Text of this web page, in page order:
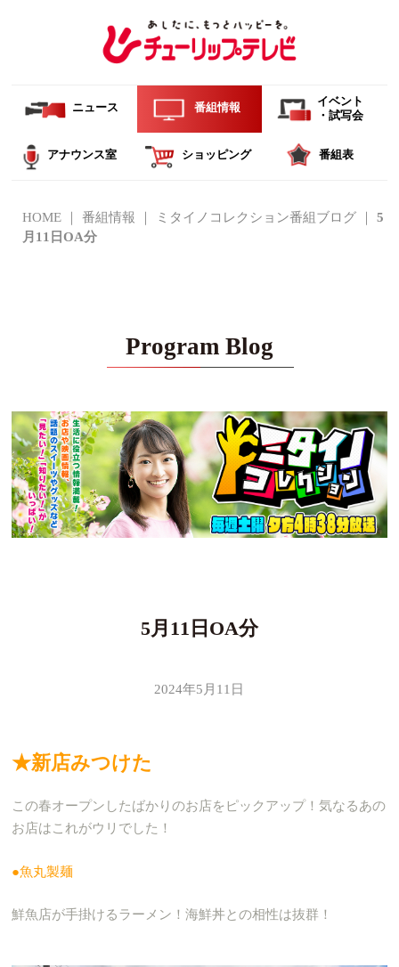
ニュース 番組情報
イベント
・試写会
アナウンス室 ショッピング 番組表
HOME 番組情報 ミタイノコレクション番組ブログ
5
月11日OA分
Program Blog
5月11日OA分
2024年5月11日
★新店みつけた
この春オープンしたばかりのお店をピックアップ！気なるあの
お店はこれがウリでした！
●魚丸製麺
鮮魚店が手掛けるラーメン！海鮮丼との相性は抜群！